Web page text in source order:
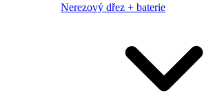
Nerezový dřez + baterie